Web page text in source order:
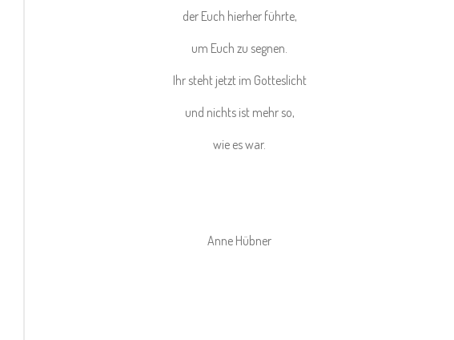
der Euch hierher führte,
um Euch zu segnen.
Ihr steht jetzt im Gotteslicht
und nichts ist mehr so,
wie es war.
Anne Hübner